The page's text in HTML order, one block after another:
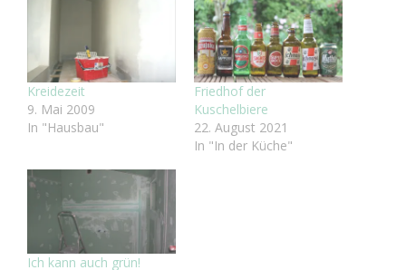
Kreidezeit
9. Mai 2009
In "Hausbau"
Friedhof der
Kuschelbiere
22. August 2021
In "In der Küche"
Ich kann auch grün!